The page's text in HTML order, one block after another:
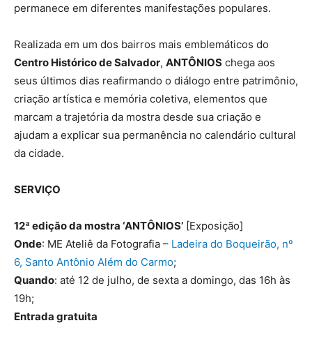
permanece em diferentes manifestações populares.
Realizada em um dos bairros mais emblemáticos do
Centro Histórico de Salvador, ANTÔNIOS chega aos
seus últimos dias reafirmando o diálogo entre patrimônio,
criação artística e memória coletiva, elementos que
marcam a trajetória da mostra desde sua criação e
ajudam a explicar sua permanência no calendário cultural
da cidade.
SERVIÇO
12ª edição da mostra ‘ANTÔNIOS’ [Exposição]
Onde: ME Ateliê da Fotografia – Ladeira do Boqueirão, nº
6, Santo Antônio Além do Carmo;
Quando: até 12 de julho, de sexta a domingo, das 16h às
19h;
Entrada gratuita